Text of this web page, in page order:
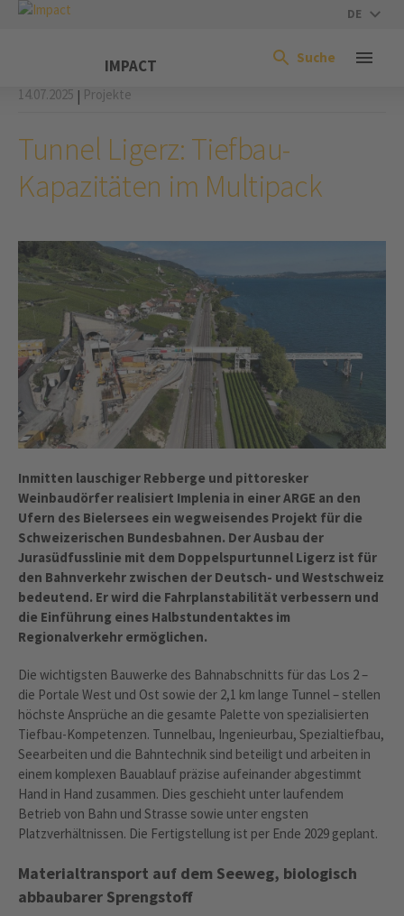
DE
IMPACT Suche
14.07.2025 | Projekte
Tunnel Ligerz: Tiefbau-
Kapazitäten im Multipack
Inmitten lauschiger Rebberge und pittoresker
Weinbaudörfer realisiert Implenia in einer ARGE an den
Ufern des Bielersees ein wegweisendes Projekt für die
Schweizerischen Bundesbahnen. Der Ausbau der
Jurasüdfusslinie mit dem Doppelspurtunnel Ligerz ist für
den Bahnverkehr zwischen der Deutsch- und Westschweiz
bedeutend. Er wird die Fahrplanstabilität verbessern und
die Einführung eines Halbstundentaktes im
Regionalverkehr ermöglichen.
Die wichtigsten Bauwerke des Bahnabschnitts für das Los 2 –
die Portale West und Ost sowie der 2,1 km lange Tunnel – stellen
höchste Ansprüche an die gesamte Palette von spezialisierten
Tiefbau-Kompetenzen. Tunnelbau, Ingenieurbau, Spezialtiefbau,
Seearbeiten und die Bahntechnik sind beteiligt und arbeiten in
einem komplexen Bauablauf präzise aufeinander abgestimmt
Hand in Hand zusammen. Dies geschieht unter laufendem
Betrieb von Bahn und Strasse sowie unter engsten
Platzverhältnissen. Die Fertigstellung ist per Ende 2029 geplant.
Materialtransport auf dem Seeweg, biologisch
abbaubarer Sprengstoff